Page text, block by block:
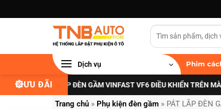
qua
Dịch vụ Phim
ƯU ĐÃI
ĐÃI NÂNG CẤP ĐÈN GẦM VINFAST VF6 ĐIỀU KHIỂN TRÊN MÀN
Trang chủ » Phụ kiện đèn gầm » PÁT LẮP ĐÈN